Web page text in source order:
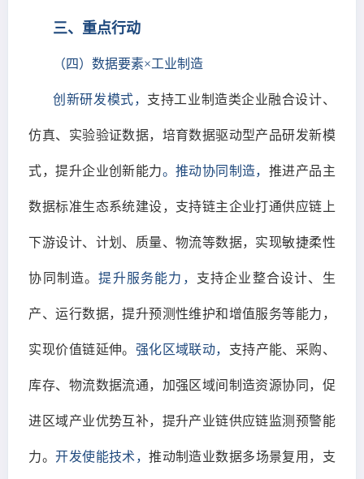
三、重点行动
（四）数据要素×工业制造
创新研发模式， 支持工业制造类企业融合设计、
仿真、实验验证数据，培育数据驱动型产品研发新模
式，提升企业创新能力。推动协同制造， 推进产品主
数据标准生态系统建设，支持链主企业打通供应链上
下游设计、计划、质量、物流等数据，实现敏捷柔性
协同制造。提升服务能力， 支持企业整合设计、生
产、运行数据，提升预测性维护和增值服务等能力，
实现价值链延伸。 强化区域联动， 支持产能、采购、
库存、物流数据流通，加强区域间制造资源协同，促
进区域产业优势互补，提升产业链供应链监测预警能
力。开发使能技术，推动制造业数据多场景复用，支